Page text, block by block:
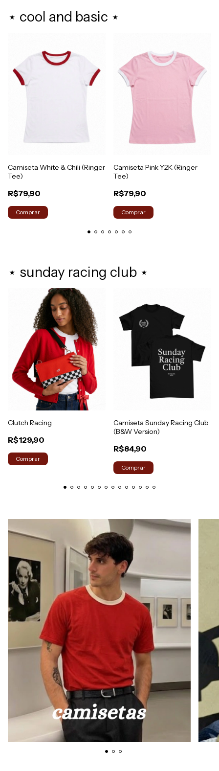
⋆ cool and basic ⋆
Camiseta White & Chili (Ringer
Tee)
R$79,90
Comprar
Camiseta Pink Y2K (Ringer
Tee)
R$79,90
Comprar
⋆ sunday racing club ⋆
Clutch Racing
R$129,90
Camiseta Sunday Racing Club
(B&W Version)
R$84,90
Comprar